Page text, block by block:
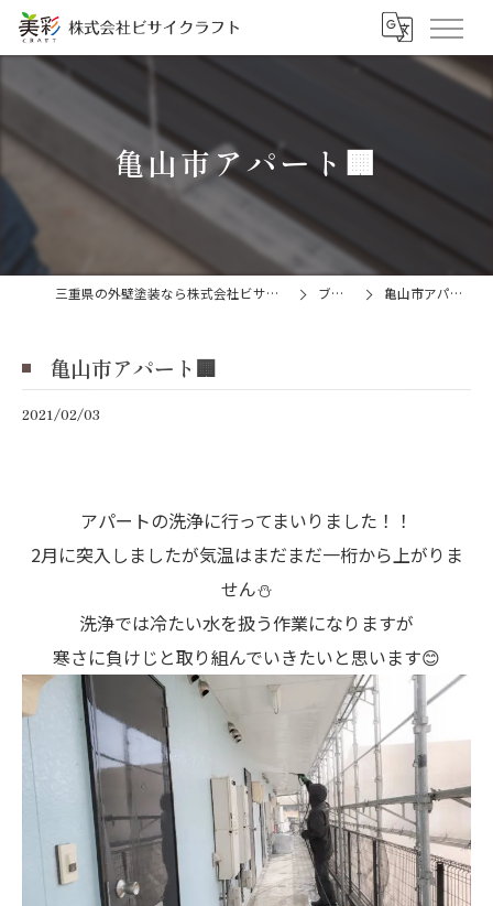
亀山市アパート🏢
三重県の外壁塗装なら株式会社ビサイクラフト ブログ 亀山市アパート🏢
亀山市アパート🏢
2021/02/03
アパートの洗浄に行ってまいりました！！
2月に突入しましたが気温はまだまだ一桁から上がりま
せん⛄
洗浄では冷たい水を扱う作業になりますが
寒さに負けじと取り組んでいきたいと思います😊